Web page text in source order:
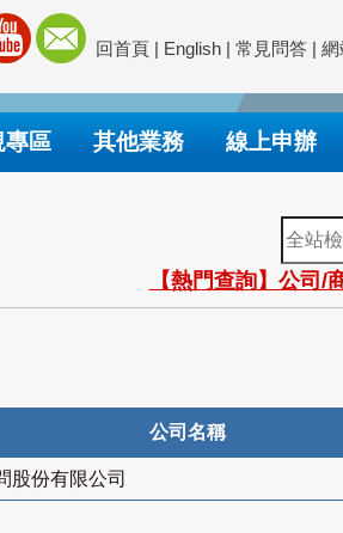
回首頁 | English | 常見問答 | 網
專區 其他業務 線上申辦
全
站
檢
索
【熱門查詢】公司/
公司名稱
股份有限公司